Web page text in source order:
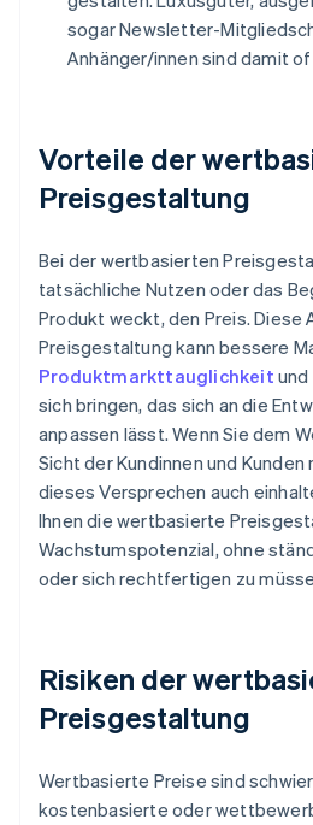
sogar Newsletter-
Anhänger/innen sind damit
Vorteile der
Preisgestaltung
Bei der wertbasierten
tatsächliche Nutzen oder das
Produkt weckt, den Preis. Diese
Preisgestaltung kann bessere
Produktmarkttauglichkeit
sich bringen, das sich an die
anpassen lässt. Wenn Sie dem
Sicht der Kundinnen und Kunden
dieses Versprechen auch
Ihnen die wertbasierte
Wachstumspotenzial, ohne
oder sich rechtfertigen zu
Risiken der
Preisgestaltung
Wertbasierte Preise sind
kostenbasierte oder